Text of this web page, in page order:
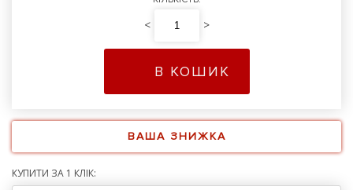
< >
В КОШИК
ВАША ЗНИЖКА
КУПИТИ ЗА 1 КЛІК: